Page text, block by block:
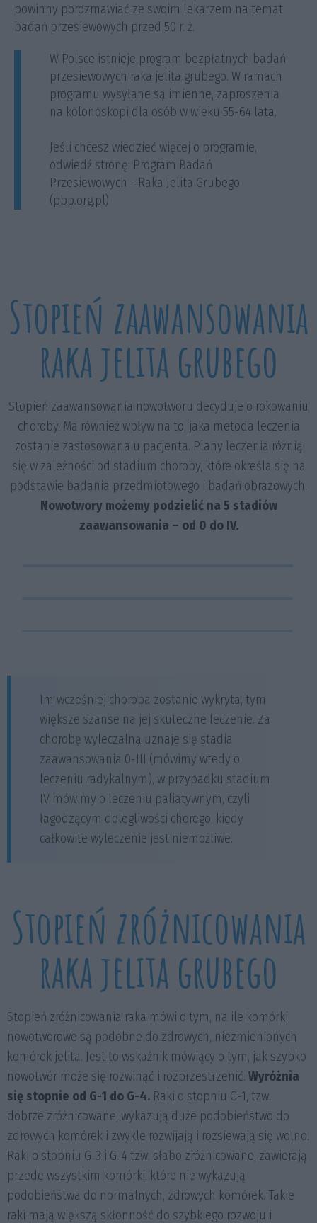
powinny porozmawiać ze swoim lekarzem na temat
badań przesiewowych przed 50 r. ż.
W Polsce istnieje program bezpłatnych badań
przesiewowych raka jelita grubego. W ramach
programu wysyłane są imienne, zaproszenia
na kolonoskopi dla osób w wieku 55-64 lata.
Jeśli chcesz wiedzieć więcej o programie,
odwiedź stronę: Program Badań
Przesiewowych - Raka Jelita Grubego
(pbp.org.pl)
Stopień zaawansowania
raka jelita grubego
Stopień zaawansowania nowotworu decyduje o rokowaniu
choroby. Ma również wpływ na to, jaka metoda leczenia
zostanie zastosowana u pacjenta. Plany leczenia różnią
się w zależności od stadium choroby, które określa się na
podstawie badania przedmiotowego i badań obrazowych.
Nowotwory możemy podzielić na 5 stadiów
zaawansowania – od 0 do IV.
Im wcześniej choroba zostanie wykryta, tym
większe szanse na jej skuteczne leczenie. Za
chorobę wyleczalną uznaje się stadia
zaawansowania 0-III (mówimy wtedy o
leczeniu radykalnym), w przypadku stadium
IV mówimy o leczeniu paliatywnym, czyli
łagodzącym dolegliwości chorego, kiedy
całkowite wyleczenie jest niemożliwe.
Stopień zróżnicowania
raka jelita grubego
Stopień zróżnicowania raka mówi o tym, na ile komórki
nowotworowe są podobne do zdrowych, niezmienionych
komórek jelita. Jest to wskaźnik mówiący o tym, jak szybko
nowotwór może się rozwinąć i rozprzestrzenić. Wyróżnia
się stopnie od G-1 do G-4. Raki o stopniu G-1, tzw.
dobrze zróżnicowane, wykazują duże podobieństwo do
zdrowych komórek i zwykle rozwijają i rozsiewają się wolno.
Raki o stopniu G-3 i G-4 tzw. słabo zróżnicowane, zawierają
przede wszystkim komórki, które nie wykazują
podobieństwa do normalnych, zdrowych komórek. Takie
raki mają większą skłonność do szybkiego rozwoju i